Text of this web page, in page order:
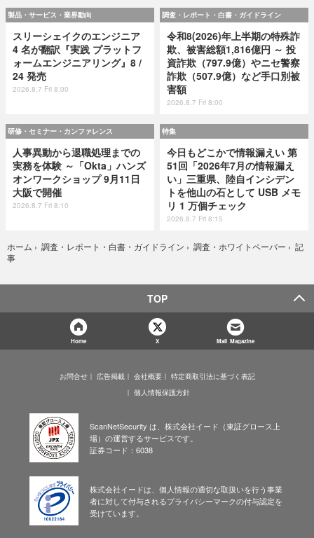
製品・サービス・業界動向
スリーシェイクのエンジニア
4 名が翻訳『実践 プラットフ
ォームエンジニアリング』8 /
24 発売
2026.8.7 Fri 8:00
調査・レポート・白書・ガイドライン
令和8(2026)年上半期の特殊詐
欺、被害総額1,816億円 ～ 投
資詐欺（797.9億）やニセ警察
詐欺（507.9億）など手口別被
害額
2026.8.7 Fri 8:00
研修・セミナー・カンファレンス
人事異動から退職処理までの
実務を体験 ～「Okta」ハンズ
オンワークショップ 9月11日
大阪で開催
2026.8.7 Fri 8:10
特集
今日もどこかで情報漏えい 第
51回「2026年7月の情報漏え
い」三重県、陸自インシデン
トを他山の石として USB メモ
リ 1 万個チェック
2026.8.7 Fri 8:15
ホーム › 調査・レポート・白書・ガイドライン › 調査・ホワイトペーパー › 記
事
TOP
Home X Mail Magazine
お問合せ 広告掲載 会社概要
特定商取引法に基づく表記
個人情報保護方針
ScanNetSecurity は、株式会社イード（東証グロース上
場）の運営するサービスです。
証券コード：6038
株式会社イードは、個人情報の適切な取扱いを行う事業
者に対して付与されるプライバシーマークの付与認定を
受けています。